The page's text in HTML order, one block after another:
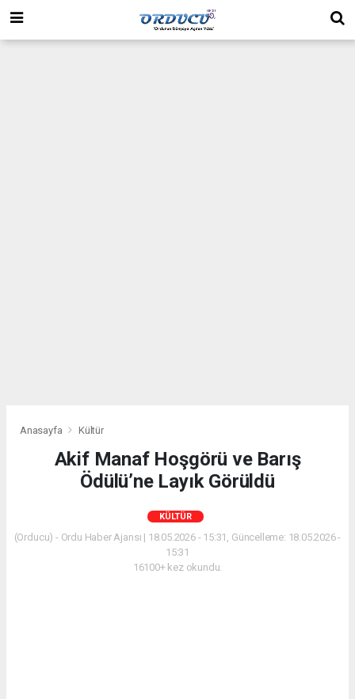
Anasayfa Kültür
Akif Manaf Hoşgörü ve Barış
Ödülü’ne Layık Görüldü
KÜLTÜR
(Orducu) - Ordu Haber Ajansı | 18.05.2026 - 15:31, Güncelleme: 18.05.2026 -
15:31
16100+ kez okundu.